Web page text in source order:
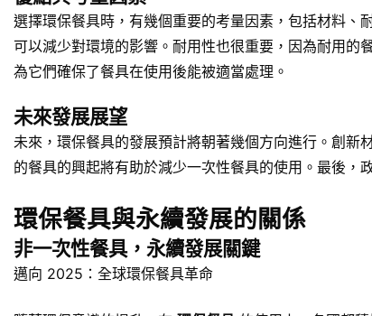
選擇環保餐具時，有幾個重要的考量因素，包括材料、
可以減少對環境的影響。耐用性也很重要，因為耐用的
為它們確保了餐具在使用後能被適當處理。
未來發展展望
未來，環保餐具的發展預計將朝著幾個方向進行。創新
的餐具的興起將有助於減少一次性餐具的使用。最後，
環保餐具與永續發展的關係
非一次性餐具，永續發展關鍵
邁向 2025：全球環保餐具革命